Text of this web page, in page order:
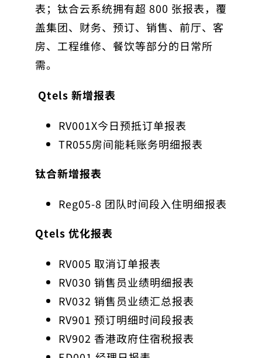
表；钛合云系统拥有超 800 张报表，覆
盖集团、财务、预订、销售、前厅、客
房、工程维修、餐饮等部分的日常所
需。
Qtels 新增报表
RV001X今日预抵订单报表
TR055房间能耗账务明细报表
钛合新增报表
Reg05-8 团队时间段入住明细报表
Qtels 优化报表
RV005 取消订单报表
RV030 销售员业绩明细报表
RV032 销售员业绩汇总报表
RV901 预订明细时间段报表
RV902 香港政府住宿税报表